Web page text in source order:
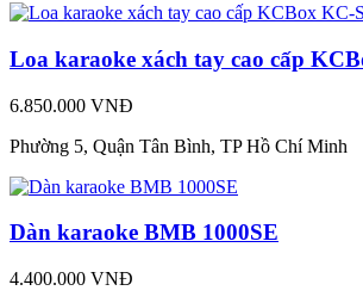
Loa karaoke xách tay cao cấp
6.850.000 VNĐ
Phường 5, Quận Tân Bình, TP Hồ Chí Minh
Dàn karaoke BMB 1000SE
4.400.000 VNĐ